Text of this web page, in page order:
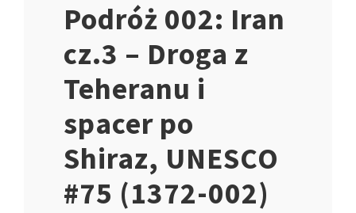
Podróż 002: Iran
cz.3 – Droga z
Teheranu i
spacer po
Shiraz, UNESCO
#75 (1372-002)